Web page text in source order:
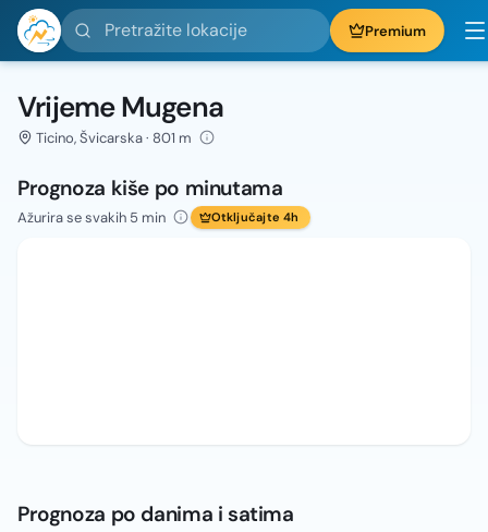
Pretražite lokacije Premium
Vrijeme Mugena
Ticino, Švicarska · 801 m
Prognoza kiše po minutama
Ažurira se svakih 5 min Otključajte 4h
Prognoza po danima i satima